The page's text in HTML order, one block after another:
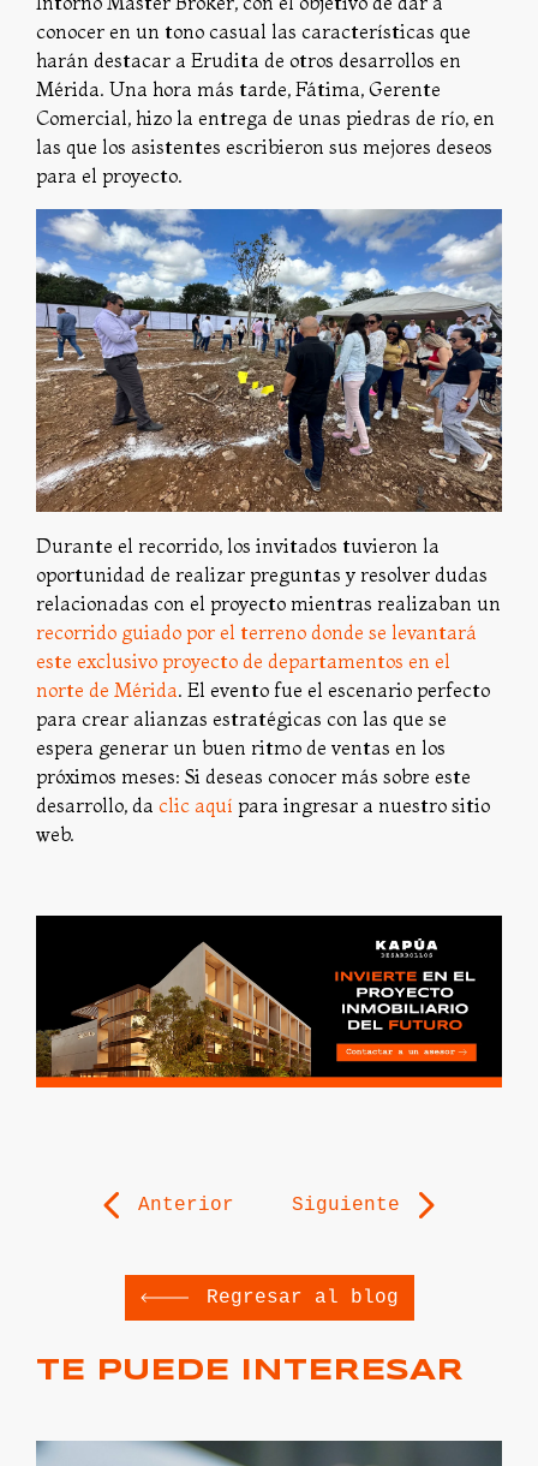
conocer en un tono casual las características que
harán destacar a Erudita de otros desarrollos en
Mérida. Una hora más tarde, Fátima, Gerente
Comercial, hizo la entrega de unas piedras de río, en
las que los asistentes escribieron sus mejores deseos
para el proyecto.
Durante el recorrido, los invitados tuvieron la
oportunidad de realizar preguntas y resolver dudas
relacionadas con el proyecto mientras realizaban un
recorrido guiado por el terreno donde se levantará
este exclusivo proyecto de departamentos en el
norte de Mérida. El evento fue el escenario perfecto
para crear alianzas estratégicas con las que se
espera generar un buen ritmo de ventas en los
próximos meses: Si deseas conocer más sobre este
desarrollo, da clic aquí para ingresar a nuestro sitio
web.
Anterior Siguiente
Regresar al blog
TE PUEDE INTERESAR